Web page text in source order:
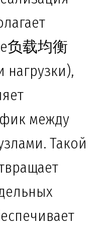
负载均衡
нагрузки),
между
Такой